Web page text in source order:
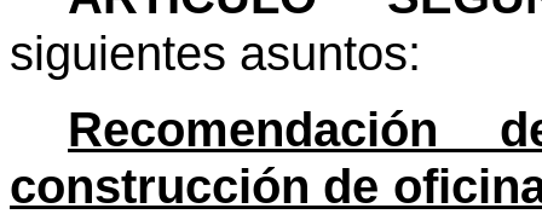
siguientes asuntos:
Recomendación
construcción de